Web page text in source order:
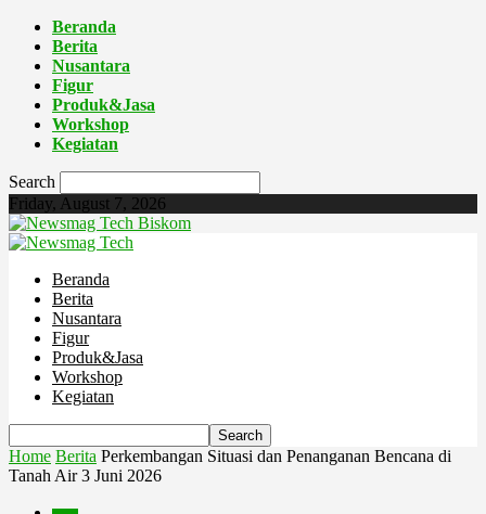
Beranda
Berita
Nusantara
Figur
Produk&Jasa
Workshop
Kegiatan
Search
Friday, August 7, 2026
Biskom
Beranda
Berita
Nusantara
Figur
Produk&Jasa
Workshop
Kegiatan
Home Berita Perkembangan Situasi dan Penanganan Bencana di
Tanah Air 3 Juni 2026